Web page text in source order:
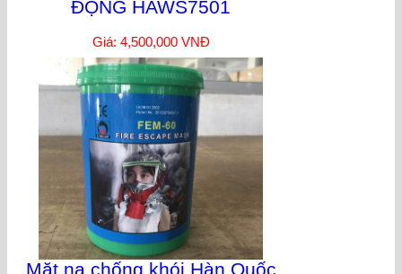
ĐỘNG HAWS7501
Giá: 4,500,000 VNĐ
Mặt nạ chống khói Hàn Quốc